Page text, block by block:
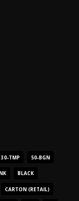
30-TMP 50-BGN
BLACK
CARTON (RETAIL)